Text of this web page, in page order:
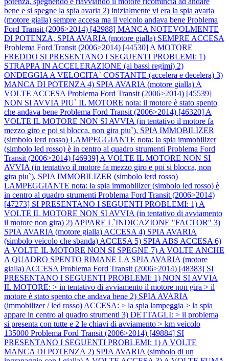
bene e si spegne la spia avaria 2) inizialmente vi era la spia avaria
(motore gialla) sempre accesa ma il veicolo andava bene Problema
Ford Transit (2006>2014) [42988] MANCA NOTEVOLMENTE
DI POTENZA, SPIA AVARIA (motore gialla) SEMPRE ACCESA
Problema Ford Transit (2006>2014) [44530] A MOTORE
FREDDO SI PRESENTANO I SEGUENTI PROBLEMI: 1)
STRAPPA IN ACCELERAZIONE (ai bassi regimi) 2)
ONDEGGIA A VELOCITA` COSTANTE (accelera e decelera) 3)
MANCA DI POTENZA 4) SPIA AVARIA (motore gialla) A
VOLTE ACCESA Problema Ford Transit (2006>2014) [45539]
NON SI AVVIA PIU` IL MOTORE nota: il motore è stato spento
che andava bene Problema Ford Transit (2006>2014) [46320] A
VOLTE IL MOTORE NON SI AVVIA (in tentativo il motore fa
mezzo giro e poi si blocca, non gira piu`), SPIA IMMOBILIZER
(simbolo lerd rosso) LAMPEGGIANTE nota: la spia immobilizer
(simbolo led rosso) è in centro al quadro strumenti Problema Ford
Transit (2006>2014) [46939] A VOLTE IL MOTORE NON SI
AVVIA (in tentativo il motore fa mezzo giro e poi si blocca, non
gira piu`), SPIA IMMOBILIZER (simbolo lerd rosso)
LAMPEGGIANTE nota: la spia immobilizer (simbolo led rosso) è
in centro al quadro strumenti Problema Ford Transit (2006>2014)
[47273] SI PRESENTANO I SEGUENTI PROBLEMI: 1) A
VOLTE IL MOTORE NON SI AVVIA (in tentativo di avviamento
il motore non gira) 2) APPARE L`INDICAZIONE "FACTOR" 3)
SPIA AVARIA (motore gialla) ACCESA 4) SPIA AVARIA
(simbolo veicolo che sbanda) ACCESA 5) SPIA ABS ACCESA 6)
A VOLTE IL MOTORE NON SI SPEGNE 7) A VOLTE ANCHE
A QUADRO SPENTO RIMANE LA SPIA AVARIA (motore
gialla) ACCESA Problema Ford Transit (2006>2014) [48383] SI
PRESENTANO I SEGUENTI PROBLEMI: 1) NON SI AVVIA
IL MOTORE: > in tentativo di avviamento il motore non gira > il
motore è stato spento che andava bene 2) SPIA AVARIA
(immobilizer / led rosso) ACCESA: > la spia lampeggia > la spia
appare in centro al quadro strumenti 3) DETTAGLI: > il problema
si presenta con tutte e 2 le chiavi di avviamento > km veicolo
135000 Problema Ford Transit (2006>2014) [49884] SI
PRESENTANO I SEGUENTI PROBLEMI: 1) A VOLTE
MANCA DI POTENZA 2) SPIA AVARIA (simbolo di un